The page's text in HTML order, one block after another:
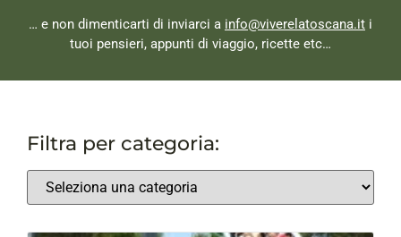
… e non dimenticarti di inviarci a info@viverelatoscana.it i
tuoi pensieri, appunti di viaggio, ricette etc…
Filtra per categoria: